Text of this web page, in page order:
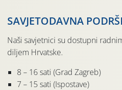
SAVJETODAVNA
Naši savjetnici su dostupni
diljem Hrvatske.
8 – 16 sati (Grad Zagreb)
7 – 15 sati (Ispostave)